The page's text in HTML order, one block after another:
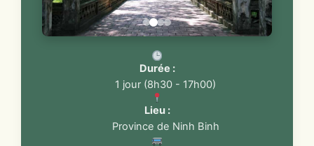
Durée :
1 jour (8h30 - 17h00)
Lieu :
Province de Ninh Binh